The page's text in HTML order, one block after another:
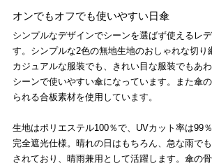
オンでもオフでも使いやすい日傘
シンプルなデザインでシーンを選ばず使えるレ
す。シンプルな2色の無地生地のおしゃれな切り
カジュアルな服装でも、きれい目な服装でもあ
シーンで使いやすい傘になっています。また傘
られる合板素材を使用しています。
生地はポリエステル100％で、UVカット率は99
完全遮光仕様。晴れの日はもちろん、急な雨で
されており、晴雨兼用として活躍します。傘の